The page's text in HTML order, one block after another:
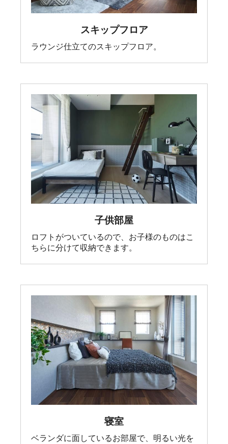
スキップフロア
ラウンジ仕立てのスキップフロア。
子供部屋
ロフトがついているので、お子様のものはこ
ちらに分けて収納できます。
寝室
ベランダに面しているお部屋で、明るい光を